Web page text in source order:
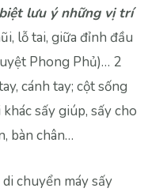
lưu ý những vị trí
lỗ tai, giữa đỉnh đầu
Phong Phủ)… 2
cánh tay; cột sống
sấy giúp, sấy cho
bàn chân…
di chuyển máy sấy